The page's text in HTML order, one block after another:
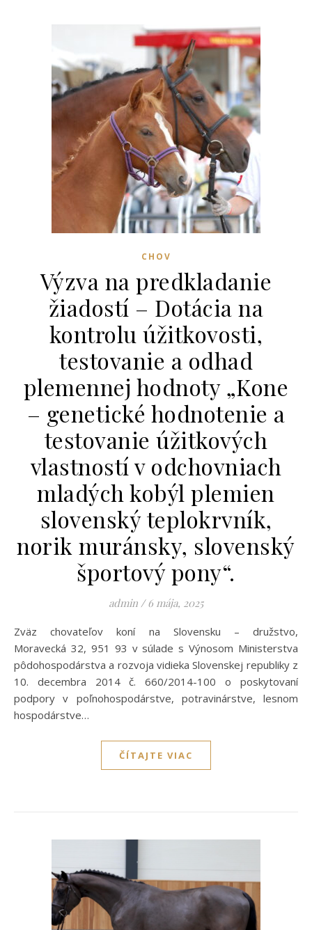
CHOV
Výzva na predkladanie
žiadostí – Dotácia na
kontrolu úžitkovosti,
testovanie a odhad
plemennej hodnoty „Kone
– genetické hodnotenie a
testovanie úžitkových
vlastností v odchovniach
mladých kobýl plemien
slovenský teplokrvník,
norik muránsky, slovenský
športový pony“.
admin / 6 mája, 2025
Zväz chovateľov koní na Slovensku – družstvo,
Moravecká 32, 951 93 v súlade s Výnosom Ministerstva
pôdohospodárstva a rozvoja vidieka Slovenskej republiky z
10. decembra 2014 č. 660/2014-100 o poskytovaní
podpory v poľnohospodárstve, potravinárstve, lesnom
hospodárstve…
ČÍTAJTE VIAC